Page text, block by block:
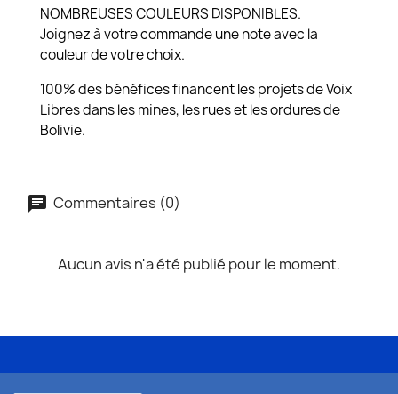
NOMBREUSES COULEURS DISPONIBLES.
Joignez à votre commande une note avec la
couleur de votre choix.
100% des bénéfices financent les projets de Voix
Libres dans les mines, les rues et les ordures de
Bolivie.
Commentaires (0)
Aucun avis n'a été publié pour le moment.